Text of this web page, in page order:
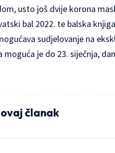
usto još dvije korona
bal 2022. te balska
sudjelovanje na
moguća je do 23. siječnja,
članak